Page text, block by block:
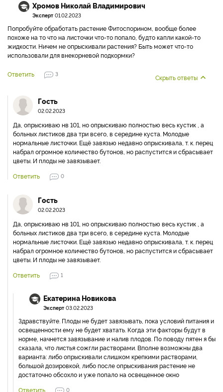
Хромов Николай Владимирович
Эксперт 01.02.2023
Попробуйте обработать растение Фитоспорином, вообще более
похоже на то что на листочки что-то попало, будто капли какой-то
жидкости. Ничем не опрыскивали растения? Быть может что-то
использовали для внекорневой подкормки?
Ответить 3 Скрыть ответы
Гость
02.02.2023
Да, опрыскиваю нв 101, но опрыскиваю полностью весь кустик , а
больных листиков два три всего, в середине куста. Молодые
нормальные листочки. Ещё завязью недавно опрыскивала, т. к. перец
набрал огромное количество бутонов, но распустится и сбрасывает
цветы. И плоды не завязывает.
Ответить
0
Гость
02.02.2023
Да, опрыскиваю нв 101, но опрыскиваю полностью весь кустик , а
больных листиков два три всего, в середине куста. Молодые
нормальные листочки. Ещё завязью недавно опрыскивала, т. к. перец
набрал огромное количество бутонов, но распустится и сбрасывает
цветы. И плоды не завязывает.
Ответить
1
Екатерина Новикова
Эксперт 03.02.2023
Здравствуйте. Плоды не будет завязывать, пока условий питания и
освещенности ему не будет хватать. Когда эти факторы будут в
норме, начнется завязывание и налив плодов. По поводу пятен я бы
сказала, что листья сожгли растворами. Вполне возможны два
варианта: либо опрыскивали слишком крепкими растворами,
большой дозировкой, либо после опрыскивания растение не
достаточно обсохло и уже попало на освещенное окно
Ответить
0